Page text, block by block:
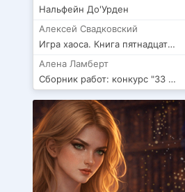
Нальфейн До'Урден
Алексей Свадковский
Игра хаоса. Книга пятнадцатая.
Алена Ламберт
Сборник работ: конкурс "33 слова" 2 сезон